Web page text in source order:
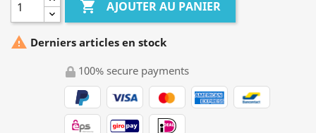
 AJOUTER AU PANIER
 Derniers articles en stock
100% secure payments